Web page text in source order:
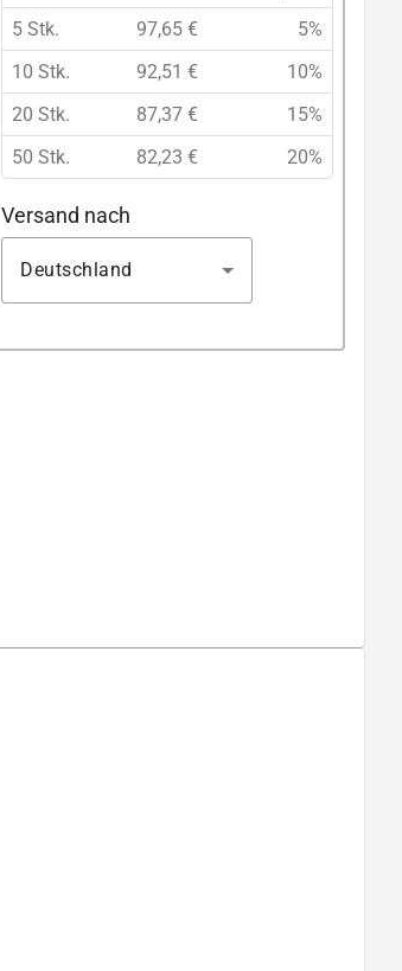
5 Stk. 97,65 €
5%
10 Stk.
92,51 €
10%
20 Stk.
87,37 €
15%
50 Stk.
82,23 € 20%
Versand nach
Deutschland